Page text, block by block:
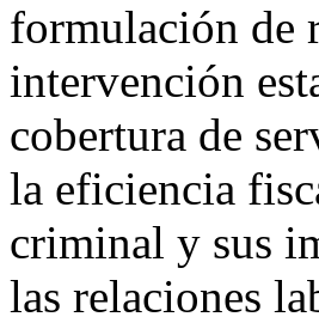
formulación de
intervención
cobertura de
la eficiencia
criminal y sus
las relaciones